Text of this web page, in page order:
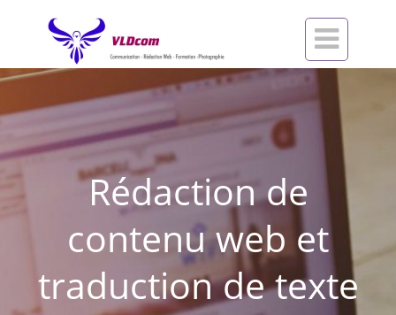

Rédaction de
contenu web et
traduction de texte